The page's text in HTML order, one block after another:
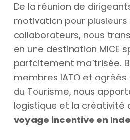
De la réunion de
motivation pour
collaborateurs, nous
en une destination MICE
parfaitement maîtrisée.
membres IATO et agréés
du Tourisme, nous
logistique et la créativité
voyage incentive en Inde